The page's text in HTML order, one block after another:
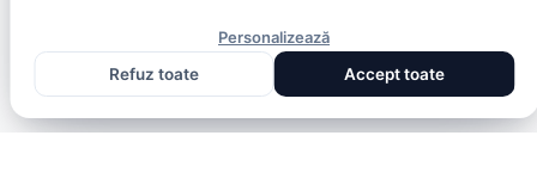
Personalizează
Refuz toate
Accept toate